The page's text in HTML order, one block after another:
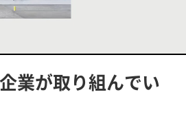
l
b
a
c
業が取り組んでい